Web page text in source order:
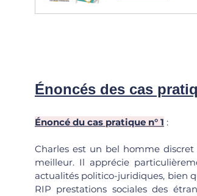
Énoncés des cas
Énoncé du cas pratique n° 1 :
Charles est un bel homme
meilleur. Il apprécie
actualités politico-juridiques, bien
RIP prestations sociales des